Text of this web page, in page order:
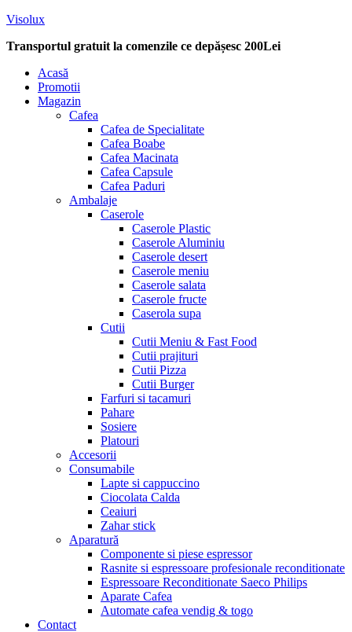
Visolux
Transportul gratuit la comenzile ce depășesc 200Lei
Menu
Acasă
Promotii
Magazin
Cafea
Cafea de Specialitate
Cafea Boabe
Cafea Macinata
Cafea Capsule
Cafea Paduri
Ambalaje
Caserole
Caserole Plastic
Caserole Aluminiu
Caserole desert
Caserole meniu
Caserole salata
Caserole fructe
Caserola supa
Cutii
Cutii Meniu & Fast Food
Cutii prajituri
Cutii Pizza
Cutii Burger
Farfuri si tacamuri
Pahare
Sosiere
Platouri
Accesorii
Consumabile
Lapte si cappuccino
Ciocolata Calda
Ceaiuri
Zahar stick
Aparatură
Componente si piese espressor
Rasnite si espressoare profesionale reconditionate
Espressoare Reconditionate Saeco Philips
Aparate Cafea
Automate cafea vendig & togo
Contact